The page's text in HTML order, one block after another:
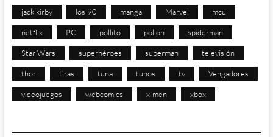
jack kirby los 90 manga Marvel mcu
netflix PC pollito pollon spiderman
Star Wars superhéroes superman televisión
thor tiras tuna tunos tv Vengadores
videojuegos webcomics x-men xbox